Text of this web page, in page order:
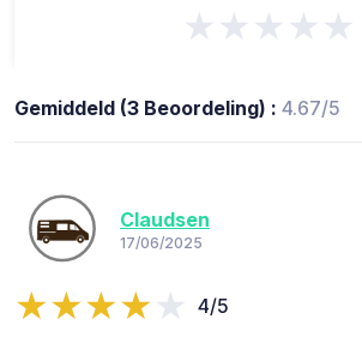
★★★★★
Gemiddeld (3 Beoordeling) : 4.67/5
Claudsen
17/06/2025
4/5